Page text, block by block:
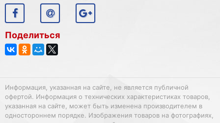
Поделиться
Информация, указанная на сайте, не является публичной
офертой. Информация о технических характеристиках товаров,
указанная на сайте, может быть изменена производителем в
одностороннем порядке. Изображения товаров на фотографиях,